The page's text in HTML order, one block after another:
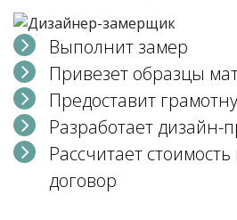
Выполнит замер
Привезет образцы
Предоставит
Разработает дизайн-
Рассчитает
договор